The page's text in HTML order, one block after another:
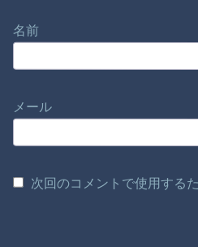
名前
メール
次回のコメントで使用する